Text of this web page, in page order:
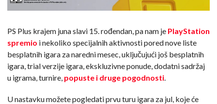
PS Plus krajem juna slavi 15. rođendan, pa nam je PlayStation
spremio i nekoliko specijalnih aktivnosti pored nove liste
besplatnih igara za naredni mesec, uključujući još besplatnih
igara, trial verzije igara, ekskluzivne ponude, dodatni sadržaj
u igrama, turnire, popuste i druge pogodnosti
U nastavku možete pogledati prvu turu igara za jul, koje će